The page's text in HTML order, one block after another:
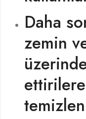
Daha
zemin